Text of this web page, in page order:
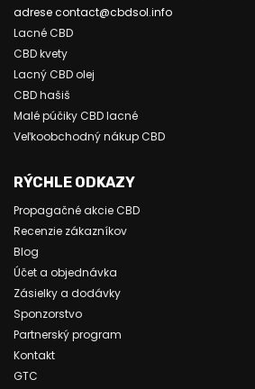
adrese contact@cbdsol.info
Lacné CBD
CBD kvety
Lacný CBD olej
CBD hašiš
Malé púčiky CBD lacné
Veľkoobchodný nákup CBD
RÝCHLE ODKAZY
Propagačné akcie CBD
Recenzie zákazníkov
Blog
Účet a objednávka
Zásielky a dodávky
Sponzorstvo
Partnerský program
Kontakt
GTC